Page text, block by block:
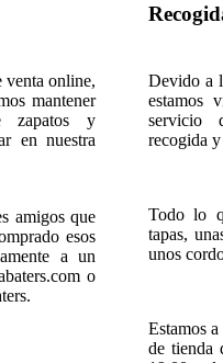
venta online,
mantener
zapatos y
en nuestra
amigos que
esos
a un
o
Devido a
estamos
servicio
recogida
Todo lo
tapas,
unos
Estamos
de tienda